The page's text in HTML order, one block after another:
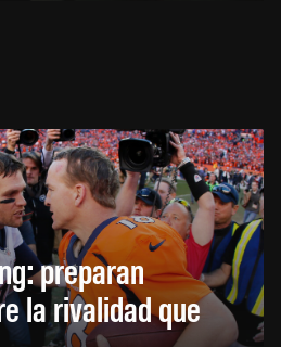
preparan
la rivalidad que